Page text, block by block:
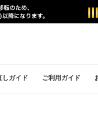
しガイド ご利用ガイド